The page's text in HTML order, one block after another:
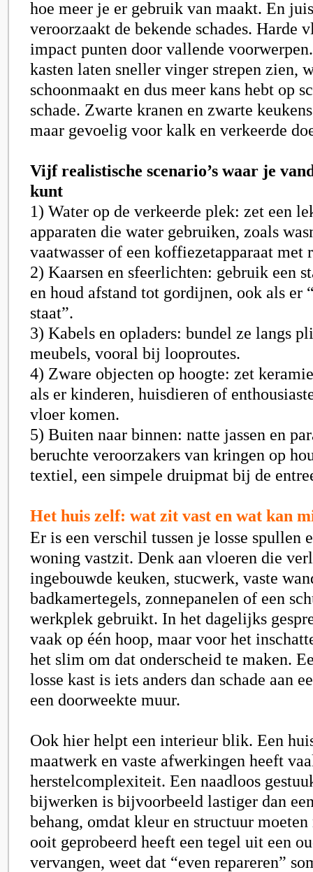
hoe meer je er gebruik van maakt. En
veroorzaakt de bekende schades. Harde
impact punten door vallende
kasten laten sneller vinger strepen zien,
schoonmaakt en dus meer kans hebt op
schade. Zwarte kranen en zwarte
maar gevoelig voor kalk en verkeerde
Vijf realistische scenario’s waar je
kunt
1) Water op de verkeerde plek: zet een
apparaten die water gebruiken, zoals
vaatwasser of een koffiezetapparaat met
2) Kaarsen en sfeerlichten: gebruik een
en houd afstand tot gordijnen, ook als er
staat”.
3) Kabels en opladers: bundel ze langs
meubels, vooral bij looproutes.
4) Zware objecten op hoogte: zet
als er kinderen, huisdieren of
vloer komen.
5) Buiten naar binnen: natte jassen en
beruchte veroorzakers van kringen op
textiel, een simpele druipmat bij de
Het huis zelf: wat zit vast en wat kan
Er is een verschil tussen je losse spullen
woning vastzit. Denk aan vloeren die
ingebouwde keuken, stucwerk, vaste
badkamertegels, zonnepanelen of een
werkplek gebruikt. In het dagelijks
vaak op één hoop, maar voor het
het slim om dat onderscheid te maken.
losse kast is iets anders dan schade aan
een doorweekte muur.
Ook hier helpt een interieur blik. Een
maatwerk en vaste afwerkingen heeft
herstelcomplexiteit. Een naadloos
bijwerken is bijvoorbeeld lastiger dan
behang, omdat kleur en structuur
ooit geprobeerd heeft een tegel uit een
vervangen, weet dat “even repareren”